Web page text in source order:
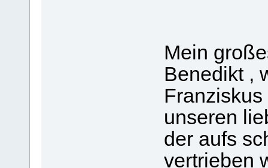
Mein
Benedikt ,
unseren
der aufs
vertrieben